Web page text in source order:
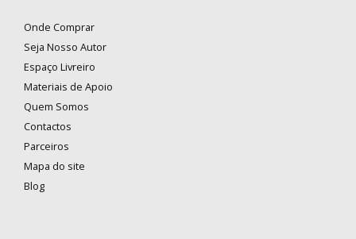
Onde Comprar
Seja Nosso Autor
Espaço Livreiro
Materiais de Apoio
Quem Somos
Contactos
Parceiros
Mapa do site
Blog